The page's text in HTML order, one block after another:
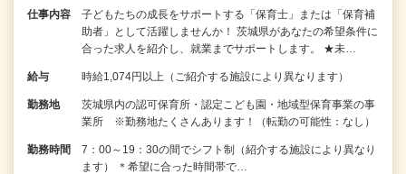
仕事内容
子どもたちの成長をサポートする「保育士」または「保育補
助者」として活躍しませんか！ 茨城県があなたの希望条件に
合った求人を紹介し、就業までサポートします。 ★未…
給与 時給1,074円以上（ご紹介する施設により異なります）
勤務地
茨城県内の認可保育所・認定こども園・地域型保育事業の事
業所 ※勤務地たくさんあります！（転勤の可能性：なし）
勤務時間
7：00～19：30の間でシフト制（紹介する施設により異なり
ます） ＊希望に合った時間帯で…